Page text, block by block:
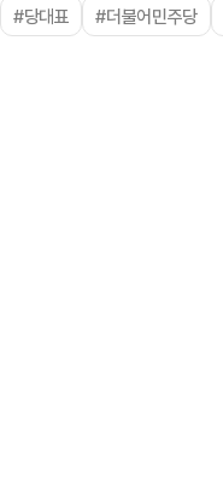
#당대표 #더불어민주당